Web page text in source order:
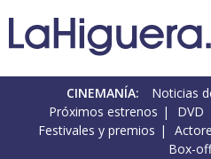
CINEMANÍA: Noticias
Próximos estrenos
DVD
Festivales y premios
Box-